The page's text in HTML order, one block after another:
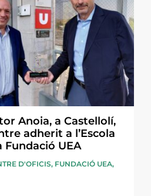
Anoia, a Castellolí,
adherit a l’Escola
Fundació UEA
D'OFICIS, FUNDACIÓ UEA,